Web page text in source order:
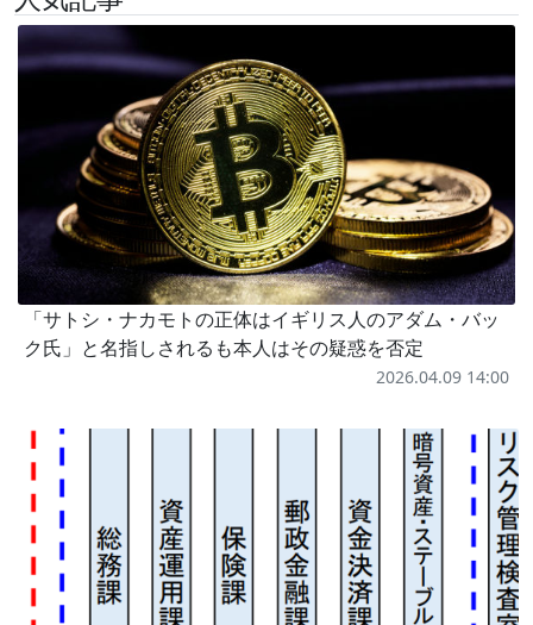
「サトシ・ナカモトの正体はイギリス人のアダム・バッ
ク氏」と名指しされるも本人はその疑惑を否定
2026.04.09 14:00